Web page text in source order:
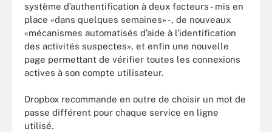
système d’authentification à deux facteurs - mis en
place «dans quelques semaines» -, de nouveaux
«mécanismes automatisés d’aide à l’identification
des activités suspectes», et enfin une nouvelle
page permettant de vérifier toutes les connexions
actives à son compte utilisateur.
Dropbox recommande en outre de choisir un mot de
passe différent pour chaque service en ligne
utilisé.